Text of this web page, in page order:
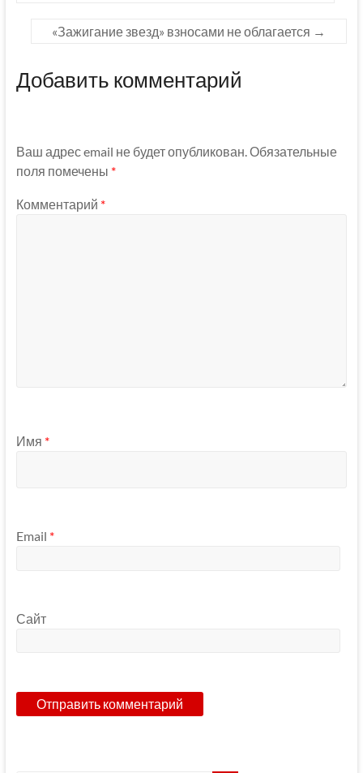
«Зажигание звезд» взносами не облагается →
Добавить комментарий
Ваш адрес email не будет опубликован. Обязательные
поля помечены *
Комментарий *
Имя *
Email *
Сайт